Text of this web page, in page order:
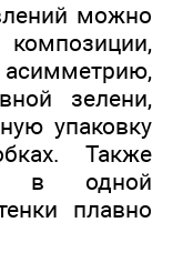
можно
зелени,
упаковку
Также
в одной
плавно